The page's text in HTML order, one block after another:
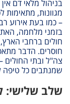
בניהול מלאי דם
מגוונות, מתאימות
– כמו בעת אירוע
בזמני מלחמה,
חולים ברחבי הארץ,
חוסרים. הדבר
צה"ל ובתי
שמנתבים כל טיפה
שלב שלישי: